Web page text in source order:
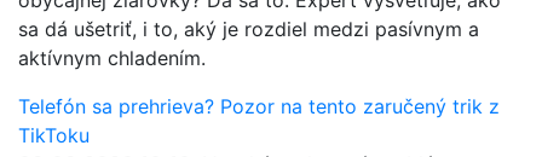
sa dá ušetriť, i to, aký je rozdiel medzi pasívnym a
aktívnym chladením.
Telefón sa prehrieva? Pozor na tento zaručený trik z
TikToku